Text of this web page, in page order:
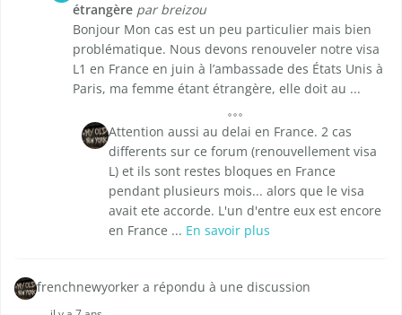
étrangère par breizou
Bonjour Mon cas est un peu particulier mais bien
problématique. Nous devons renouveler notre visa
L1 en France en juin à l’ambassade des États Unis à
Paris, ma femme étant étrangère, elle doit au ...
Attention aussi au delai en France. 2 cas
differents sur ce forum (renouvellement visa
L) et ils sont restes bloques en France
pendant plusieurs mois... alors que le visa
avait ete accorde. L'un d'entre eux est encore
en France ... En savoir plus
frenchnewyorker a répondu à une discussion